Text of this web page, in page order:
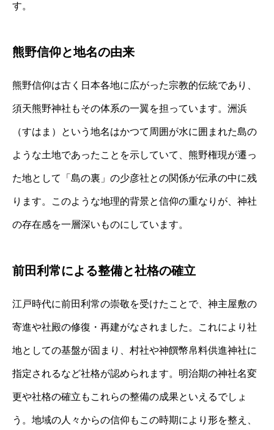
す。
熊野信仰と地名の由来
熊野信仰は古く日本各地に広がった宗教的伝統であり、
須天熊野神社もその体系の一翼を担っています。洲浜
（すはま）という地名はかつて周囲が水に囲まれた島の
ような土地であったことを示していて、熊野権現が遷っ
た地として「島の裏」の少彦社との関係が伝承の中に残
ります。このような地理的背景と信仰の重なりが、神社
の存在感を一層深いものにしています。
前田利常による整備と社格の確立
江戸時代に前田利常の崇敬を受けたことで、神主屋敷の
寄進や社殿の修復・再建がなされました。これにより社
地としての基盤が固まり、村社や神饌幣帛料供進神社に
指定されるなど社格が認められます。明治期の神社名変
更や社格の確立もこれらの整備の成果といえるでしょ
う。地域の人々からの信仰もこの時期により形を整え、